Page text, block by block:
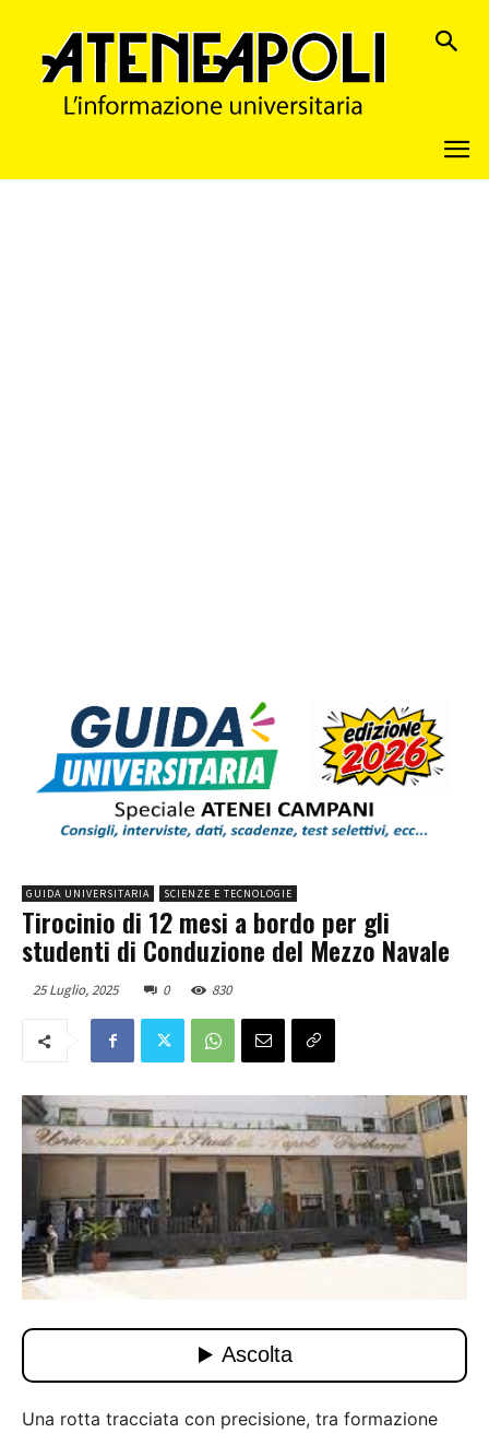
GUIDA UNIVERSITARIA SCIENZE E TECNOLOGIE
Tirocinio di 12 mesi a bordo per gli
studenti di Conduzione del Mezzo Navale
25 Luglio, 2025 0 830
Una rotta tracciata con precisione, tra formazione